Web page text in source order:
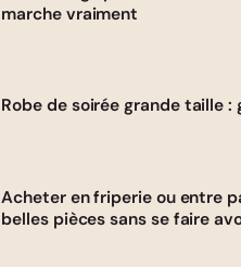
marche vraiment
Robe de soirée grande taille
Acheter en friperie ou entre
belles pièces sans se faire